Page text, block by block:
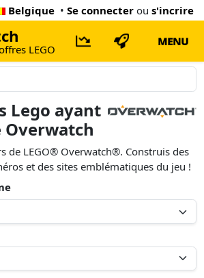
Belgique • Se connecter ou s'incrire
LEGO
MENU
Lego ayant
de LEGO® Overwatch®. Construis des
et des sites emblématiques du jeu !